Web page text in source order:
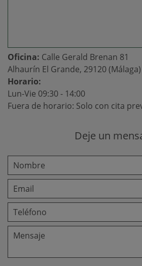
Oficina: Calle Gerald Brenan 81
Alhaurín El Grande, 29120 (Málaga)
Horario:
Lun-Vie 09:30 - 14:00
Fuera de horario: Solo con cita
Deje un